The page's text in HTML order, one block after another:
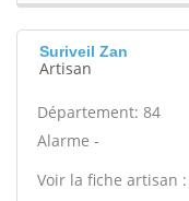
Suriveil Zan
Artisan
Département: 84
Alarme -
Voir la fiche artisan :